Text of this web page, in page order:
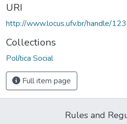
URI
http://www.locus.ufv.br/handle/
Collections
Política Social
Full item page
Rules and